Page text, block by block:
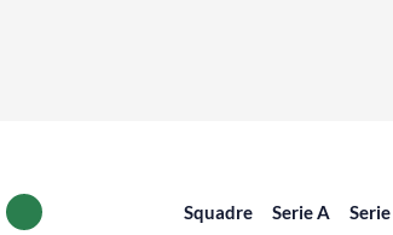
Squadre Serie A Serie